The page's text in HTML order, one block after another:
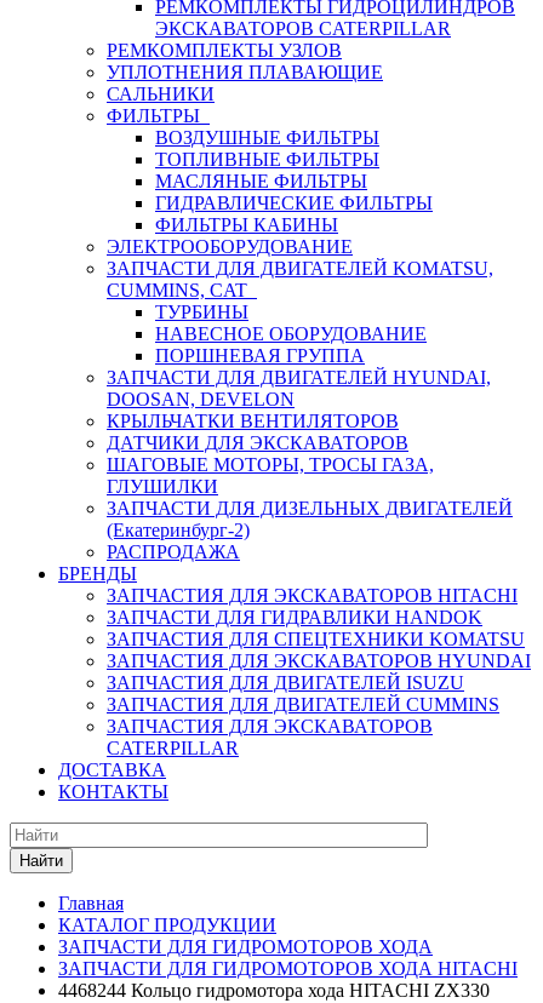
РЕМКОМПЛЕКТЫ ГИДРОЦИЛИНДРОВ
ЭКСКАВАТОРОВ CATERPILLAR
РЕМКОМПЛЕКТЫ УЗЛОВ
УПЛОТНЕНИЯ ПЛАВАЮЩИЕ
САЛЬНИКИ
ФИЛЬТРЫ
ВОЗДУШНЫЕ ФИЛЬТРЫ
ТОПЛИВНЫЕ ФИЛЬТРЫ
МАСЛЯНЫЕ ФИЛЬТРЫ
ГИДРАВЛИЧЕСКИЕ ФИЛЬТРЫ
ФИЛЬТРЫ КАБИНЫ
ЭЛЕКТРООБОРУДОВАНИЕ
ЗАПЧАСТИ ДЛЯ ДВИГАТЕЛЕЙ KOMATSU,
CUMMINS, CAT
ТУРБИНЫ
НАВЕСНОЕ ОБОРУДОВАНИЕ
ПОРШНЕВАЯ ГРУППА
ЗАПЧАСТИ ДЛЯ ДВИГАТЕЛЕЙ HYUNDAI,
DOOSAN, DEVELON
КРЫЛЬЧАТКИ ВЕНТИЛЯТОРОВ
ДАТЧИКИ ДЛЯ ЭКСКАВАТОРОВ
ШАГОВЫЕ МОТОРЫ, ТРОСЫ ГАЗА,
ГЛУШИЛКИ
ЗАПЧАСТИ ДЛЯ ДИЗЕЛЬНЫХ ДВИГАТЕЛЕЙ
(Екатеринбург-2)
РАСПРОДАЖА
БРЕНДЫ
ЗАПЧАСТИЯ ДЛЯ ЭКСКАВАТОРОВ HITACHI
ЗАПЧАСТИ ДЛЯ ГИДРАВЛИКИ HANDOK
ЗАПЧАСТИЯ ДЛЯ СПЕЦТЕХНИКИ KOMATSU
ЗАПЧАСТИЯ ДЛЯ ЭКСКАВАТОРОВ HYUNDAI
ЗАПЧАСТИЯ ДЛЯ ДВИГАТЕЛЕЙ ISUZU
ЗАПЧАСТИЯ ДЛЯ ДВИГАТЕЛЕЙ CUMMINS
ЗАПЧАСТИЯ ДЛЯ ЭКСКАВАТОРОВ
CATERPILLAR
ДОСТАВКА
КОНТАКТЫ
Найти
Главная
КАТАЛОГ ПРОДУКЦИИ
ЗАПЧАСТИ ДЛЯ ГИДРОМОТОРОВ ХОДА
ЗАПЧАСТИ ДЛЯ ГИДРОМОТОРОВ ХОДА HITACHI
4468244 Кольцо гидромотора хода HITACHI ZX330